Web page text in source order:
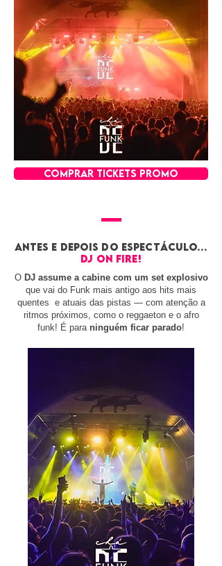
COMPRAR TICKETS PROMO
antes e depois do ESPECTÁCULO…
dj on fire!
O DJ assume a cabine com um set explosivo
que vai do Funk mais antigo aos hits mais
quentes e atuais das pistas — com atenção a
ritmos próximos, como o reggaeton e o afro
funk! É para ninguém ficar parado!